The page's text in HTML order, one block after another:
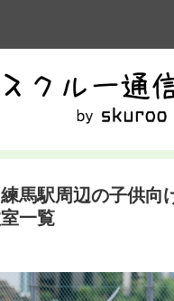
練馬駅周辺の子供向
一覧